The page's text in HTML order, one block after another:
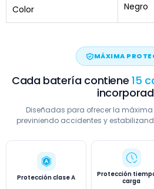
Color Negro
MÁXIMA
Cada batería contiene 15
Diseñadas para ofrecer la
previniendo accidentes y
Protección clase A
Protección
carga